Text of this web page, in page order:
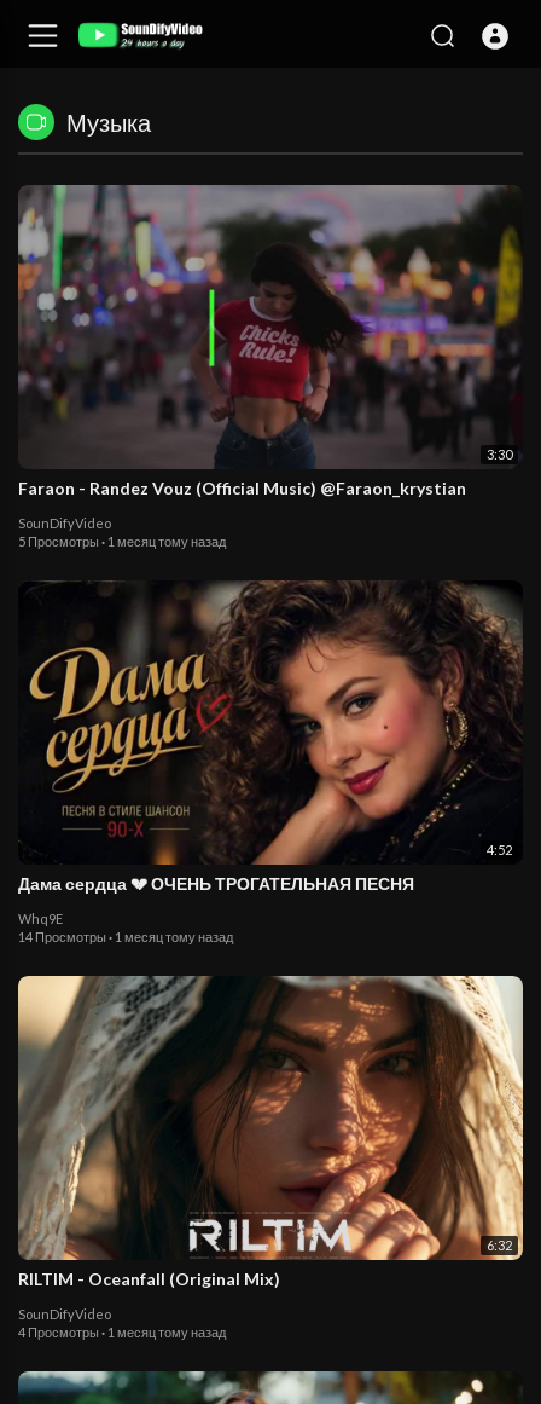
Музыка
3:30
Faraon - Randez Vouz (Official Music) @Faraon_krystian
SounDifyVideo
5 Просмотры · 1 месяц тому назад
4:52
Дама сердца 💔 ОЧЕНЬ ТРОГАТЕЛЬНАЯ ПЕСНЯ
Whq9E
14 Просмотры · 1 месяц тому назад
6:32
RILTIM - Oceanfall (Original Mix)
SounDifyVideo
4 Просмотры · 1 месяц тому назад